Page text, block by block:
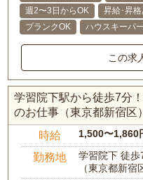
週2〜3日からOK
昇給･昇格
ブランクOK
ハウスキーパ
この求
学習院下駅から徒歩7分
のお仕事（東京都新宿区）
時給 1,500〜1,860
勤務地
学習院下 徒歩
（東京都新宿